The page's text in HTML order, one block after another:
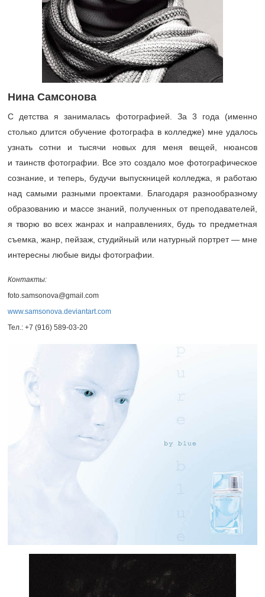
Нина Самсонова
С детства я занималась фотографией. За 3 года (именно
столько длится обучение фотографа в колледже) мне удалось
узнать сотни и тысячи новых для меня вещей, нюансов
и таинств фотографии. Все это создало мое фотографическое
сознание, и теперь, будучи выпускницей колледжа, я работаю
над самыми разными проектами. Благодаря разнообразному
образованию и массе знаний, полученных от преподавателей,
я творю во всех жанрах и направлениях, будь то предметная
съемка, жанр, пейзаж, студийный или натурный портрет — мне
интересны любые виды фотографии.
Контакты:
foto.samsonova@gmail.com
www.samsonova.deviantart.com
Тел.: +7 (916) 589-03-20